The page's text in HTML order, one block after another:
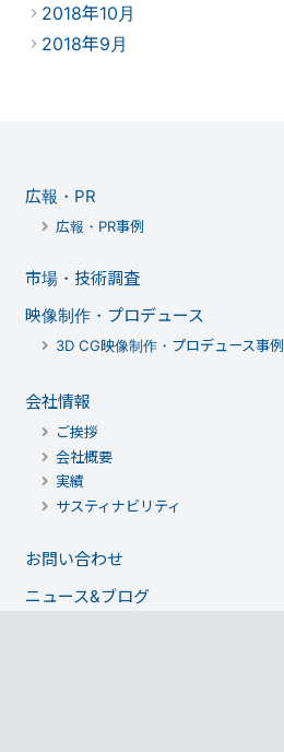
2018年10月
2018年9月
広報・PR
広報・PR事例
市場・技術調査
映像制作・プロデュース
3D CG映像制作・プロデュース事例
会社情報
ご挨拶
会社概要
実績
サスティナビリティ
お問い合わせ
ニュース&ブログ